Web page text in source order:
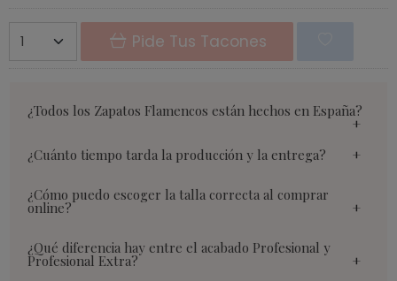
Pide Tus Tacones
¿Todos los Zapatos Flamencos están hechos en España?
¿Cuánto tiempo tarda la producción y la entrega?
¿Cómo puedo escoger la talla correcta al comprar
online?
¿Qué diferencia hay entre el acabado Profesional y
Profesional Extra?